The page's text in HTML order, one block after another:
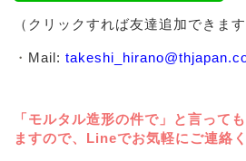
（クリックすれば友達追加できま
・ Mail:
「モルタル造形の件で」と言って
ますので、Lineでお気軽にご連絡